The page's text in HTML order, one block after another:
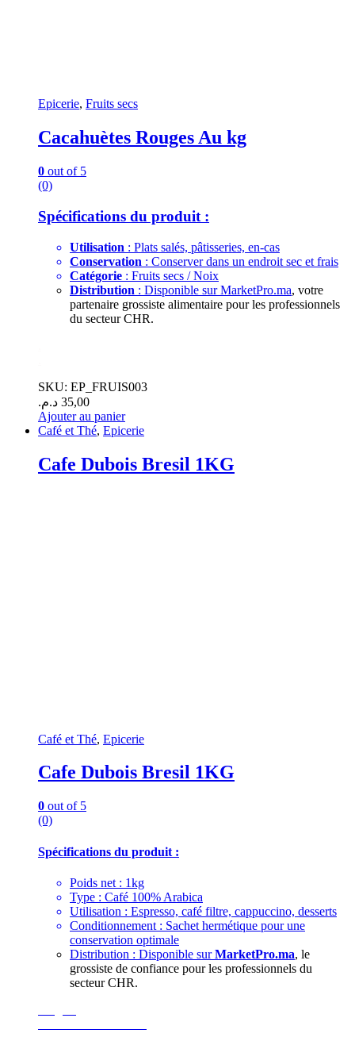
Epicerie, Fruits secs
Cacahuètes Rouges Au kg
0 out of 5
(0)
Spécifications du produit :
Utilisation : Plats salés, pâtisseries, en-cas
Conservation : Conserver dans un endroit sec et frais
Catégorie : Fruits secs / Noix
Distribution : Disponible surMarketPro.ma, votre
partenaire grossiste alimentaire pour les professionnels
du secteur CHR.
SKU: EP_FRUIS003
35,00 د.م.
Ajouter au panier
Café et Thé, Epicerie
Cafe Dubois Bresil 1KG
Café et Thé, Epicerie
Cafe Dubois Bresil 1KG
0 out of 5
(0)
Spécifications du produit :
Poids net : 1kg
Type : Café 100% Arabica
Utilisation : Espresso, café filtre, cappuccino, desserts
Conditionnement : Sachet hermétique pour une
conservation optimale
Distribution : Disponible surMarketPro.ma, le
grossiste de confiance pour les professionnels du
secteur CHR.